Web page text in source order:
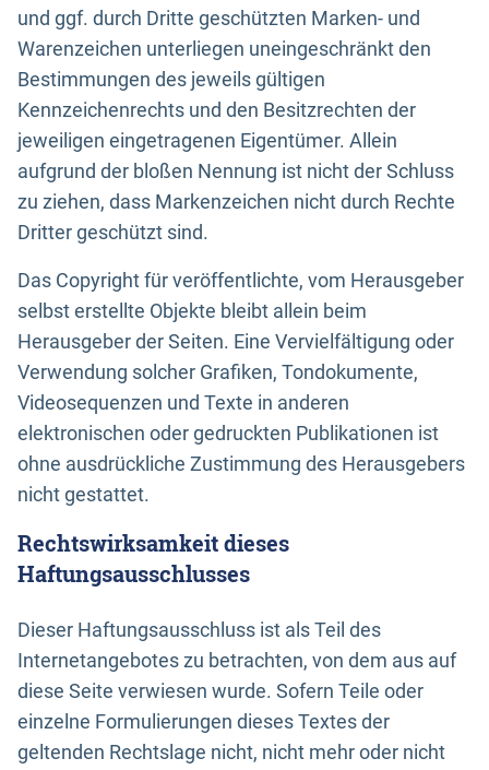
und ggf. durch Dritte geschützten Marken- und
Warenzeichen unterliegen uneingeschränkt den
Bestimmungen des jeweils gültigen
Kennzeichenrechts und den Besitzrechten der
jeweiligen eingetragenen Eigentümer. Allein
aufgrund der bloßen Nennung ist nicht der Schluss
zu ziehen, dass Markenzeichen nicht durch Rechte
Dritter geschützt sind.
Das Copyright für veröffentlichte, vom Herausgeber
selbst erstellte Objekte bleibt allein beim
Herausgeber der Seiten. Eine Vervielfältigung oder
Verwendung solcher Grafiken, Tondokumente,
Videosequenzen und Texte in anderen
elektronischen oder gedruckten Publikationen ist
ohne ausdrückliche Zustimmung des Herausgebers
nicht gestattet.
Rechtswirksamkeit dieses
Haftungsausschlusses
Dieser Haftungsausschluss ist als Teil des
Internetangebotes zu betrachten, von dem aus auf
diese Seite verwiesen wurde. Sofern Teile oder
einzelne Formulierungen dieses Textes der
geltenden Rechtslage nicht, nicht mehr oder nicht